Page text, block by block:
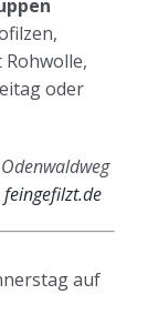
Rohwolle,
oder
feingefilzt.de
auf